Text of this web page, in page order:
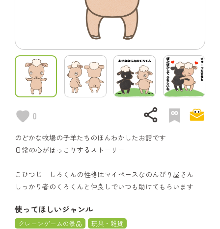
0 share
のどかな牧場の子羊たちのほんわかしたお話です
日常の心がほっこりするストーリー
こひつじ しろくんの性格はマイペースなのんびり屋さん
しっかり者のくろくんと仲良しでいつも助けてもらいます
使ってほしいジャンル
クレーンゲームの景品
玩具・雑貨